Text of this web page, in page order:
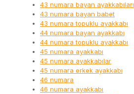
43 numara bayan ayakkabıları
43 numara bayan babet
43 numara topuklu ayakkabı
44 numara bayan ayakkabı
44 numara topuklu ayakkabı
45 numara ayakkabı
45 numara ayakkabılar
45 numara erkek ayakkabı
46 numara
46 numara ayakkabı